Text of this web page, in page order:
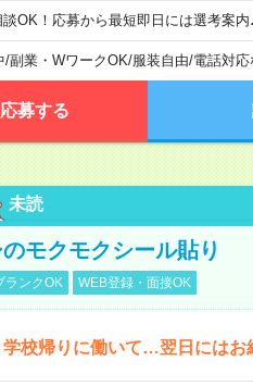
OK！応募から最短即日には選考案内
/副業・WワークOK/服装自由/電話対応
応募する
未読
モクモクシール貼り
ランクOK WEB登録・面接OK
校帰りに働いて…翌日にはお